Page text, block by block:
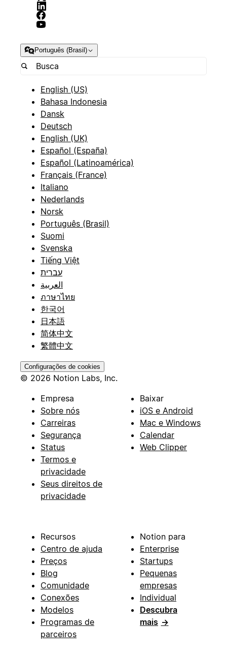
Português (Brasil)
English (US)
Bahasa Indonesia
Dansk
Deutsch
English (UK)
Español (España)
Español (Latinoamérica)
Français (France)
Italiano
Nederlands
Norsk
Português (Brasil)
Suomi
Svenska
Tiếng Việt
עברית
العربية
ภาษาไทย
한국어
日本語
简体中文
繁體中文
Configurações de cookies
© 2026 Notion Labs, Inc.
Empresa
Sobre nós
Carreiras
Segurança
Status
Termos e
privacidade
Seus direitos de
privacidade
Baixar
iOS e Android
Mac e Windows
Calendar
Web Clipper
Recursos
Centro de ajuda
Preços
Blog
Comunidade
Conexões
Modelos
Programas de
parceiros
Notion para
Enterprise
Startups
Pequenas
empresas
Individual
Descubra
mais →